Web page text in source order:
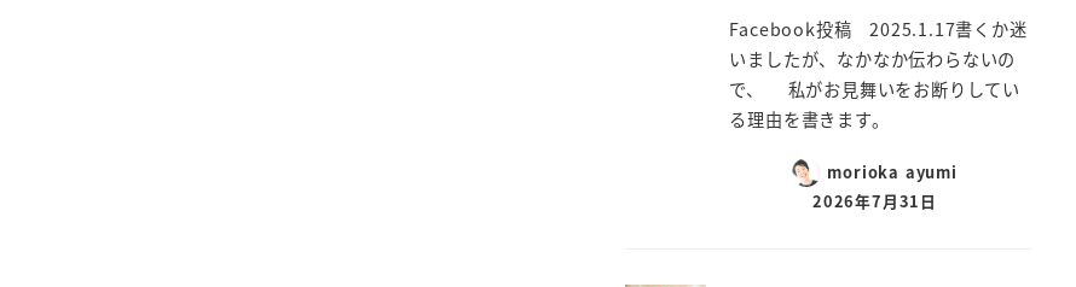
Facebook投稿 2025.1.17書くか迷
いましたが、なかなか伝わらないの
で、 私がお見舞いをお断りしてい
る理由を書きます。
morioka ayumi
2026年7月31日